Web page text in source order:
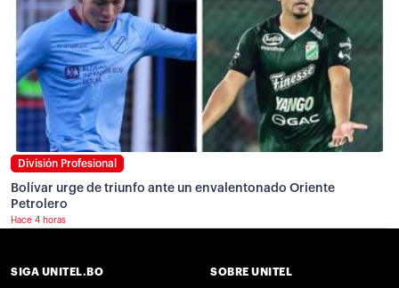
División Profesional
Bolívar urge de triunfo ante un envalentonado Oriente
Petrolero
Hace 4 horas
SIGA UNITEL.BO SOBRE UNITEL